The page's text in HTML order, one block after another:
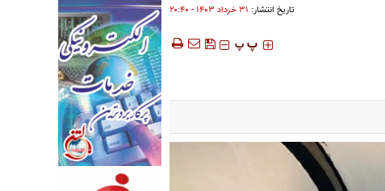
تاریخ انتشار: ۳۱ خرداد ۱۴۰۳ - ۲۰:۴۰
‍‍‍ پ پ